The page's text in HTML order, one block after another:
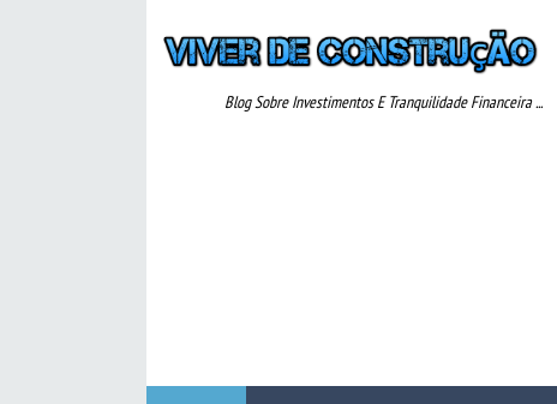
Blog Sobre Investimentos E Tranquilidade Financeira ...